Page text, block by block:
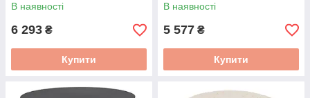
В наявності
6 293 ₴
Купити
В наявності
5 577 ₴
Купити